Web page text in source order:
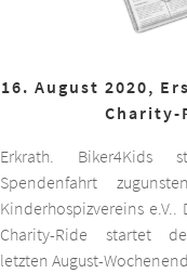
16. August 2020,
Charity-
Erkrath. Biker4Kids
Spendenfahrt
Kinderhospizvereins e.V..
Charity-Ride startet
letzten August-